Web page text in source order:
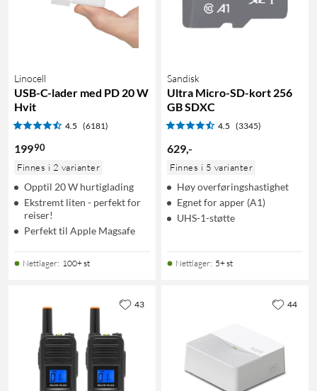
Linocell
USB-C-lader med PD 20 W
Hvit
4.5 (6181)
19990
Finnes i 2 varianter
Opptil 20 W hurtiglading
Ekstremt liten - perfekt for
reiser!
Perfekt til Apple Magsafe
Nettlager: 100+ st
Sandisk
Ultra Micro-SD-kort 256
GB SDXC
4.5 (3345)
629,-
Finnes i 5 varianter
Høy overføringshastighet
Egnet for apper (A1)
UHS-1-støtte
Nettlager: 5+ st
43 44